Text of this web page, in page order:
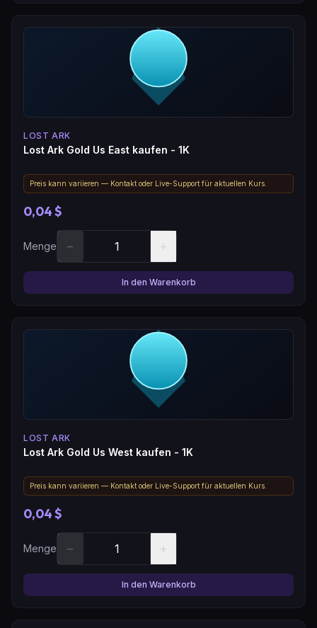
LOST ARK
Lost Ark Gold Us East kaufen - 1K
Preis kann variieren — Kontakt oder Live-Support für aktuellen Kurs.
0,04 $
Menge − +
In den Warenkorb
LOST ARK
Lost Ark Gold Us West kaufen - 1K
Preis kann variieren — Kontakt oder Live-Support für aktuellen Kurs.
0,04 $
Menge − +
In den Warenkorb